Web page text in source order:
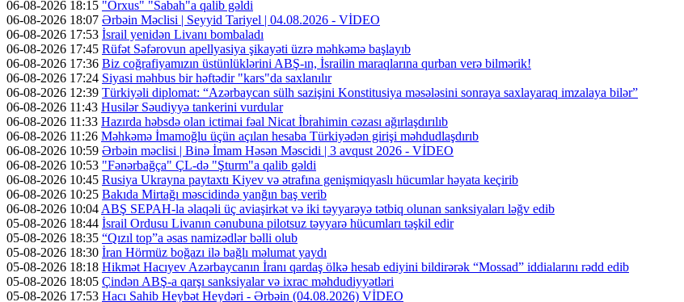
06-08-2026 18:15 "Orxus" "Sabah"a qalib gəldi
06-08-2026 18:07 Ərbəin Məclisi | Seyyid Tariyel | 04.08.2026 - VİDEO
06-08-2026 17:53 İsrail yenidən Livanı bombaladı
06-08-2026 17:45 Rüfət Səfərovun apellyasiya şikayəti üzrə məhkəmə başlayıb
06-08-2026 17:36 Biz coğrafiyamızın üstünlüklərini ABŞ-ın, İsrailin maraqlarına qurban verə bilmərik!
06-08-2026 17:24 Siyasi məhbus bir həftədir "kars"da saxlanılır
06-08-2026 12:39 Türkiyəli diplomat: “Azərbaycan sülh sazişini Konstitusiya məsələsini sonraya saxlayaraq imzalaya bilər”
06-08-2026 11:43 Husilər Səudiyyə tankerini vurdular
06-08-2026 11:33 Hazırda həbsdə olan ictimai fəal Nicat İbrahimin cəzası ağırlaşdırılıb
06-08-2026 11:26 Məhkəmə İmamoğlu üçün açılan hesaba Türkiyədən girişi məhdudlaşdırıb
06-08-2026 10:59 Ərbəin məclisi | Binə İmam Həsən Məscidi | 3 avqust 2026 - VİDEO
06-08-2026 10:53 "Fənərbağça" ÇL-də "Şturm"a qalib gəldi
06-08-2026 10:45 Rusiya Ukrayna paytaxtı Kiyev və ətrafına genişmiqyaslı hücumlar həyata keçirib
06-08-2026 10:25 Bakıda Mirtağı məscidində yanğın baş verib
06-08-2026 10:04 ABŞ SEPAH-la əlaqəli üç aviaşirkət və iki təyyarəyə tətbiq olunan sanksiyaları ləğv edib
05-08-2026 18:44 İsrail Ordusu Livanın cənubuna pilotsuz təyyarə hücumları təşkil edir
05-08-2026 18:35 “Qızıl top”a əsas namizədlər bəlli olub
05-08-2026 18:30 İran Hörmüz boğazı ilə bağlı məlumat yaydı
05-08-2026 18:18 Hikmət Hacıyev Azərbaycanın İranı qardaş ölkə hesab ediyini bildirərək “Mossad” iddialarını rədd edib
05-08-2026 18:05 Çindən ABŞ-a qarşı sanksiyalar və ixrac məhdudiyyətləri
05-08-2026 17:53 Hacı Sahib Heybət Heydəri - Ərbəin (04.08.2026) VİDEO